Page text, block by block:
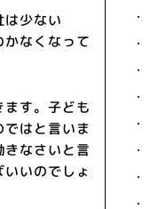
は少ない
かなくなって
す。子ども
はと言いま
なさいと言
いのでしょ